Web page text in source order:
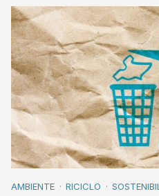
AMBIENTE RICICLO